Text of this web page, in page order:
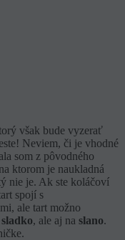
však bude vyzerať
Neviem, či je vhodné
som z pôvodného
ktorom je naukladná
nie je. Ak ste koláčoví
spojí s
ale tart možno
sladko, ale aj na slano.